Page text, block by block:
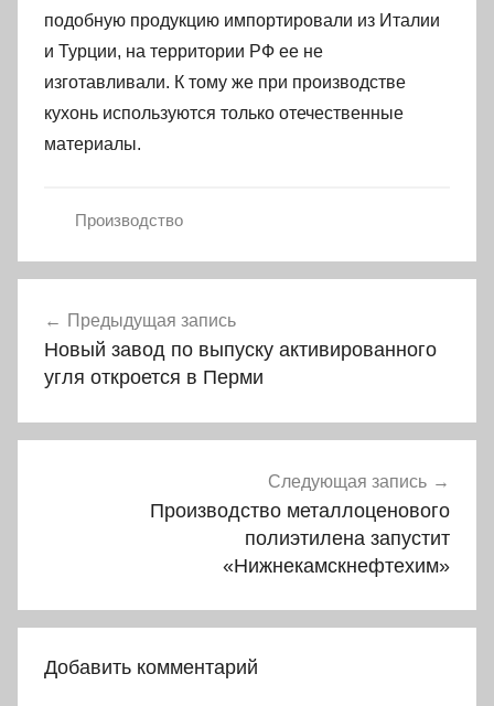
подобную продукцию импортировали из Италии
и Турции, на территории РФ ее не
изготавливали. К тому же при производстве
кухонь используются только отечественные
материалы.
Производство
по
записям
Предыдущая запись
Новый завод по выпуску активированного
угля откроется в Перми
Следующая запись
Производство металлоценового
полиэтилена запустит
«Нижнекамскнефтехим»
Добавить комментарий